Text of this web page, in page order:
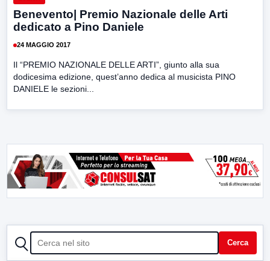
Benevento| Premio Nazionale delle Arti
dedicato a Pino Daniele
24 MAGGIO 2017
Il “PREMIO NAZIONALE DELLE ARTI”, giunto alla sua
dodicesima edizione, quest’anno dedica al musicista PINO
DANIELE le sezioni...
CERCA Cerca